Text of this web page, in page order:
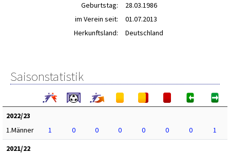
Geburtstag:
28.03.1986
im Verein seit:
01.07.2013
Herkunftsland:
Deutschland
Saisonstatistik
2022/23
1.Männer
1 0 0 0 0 0 0
1
2021/22